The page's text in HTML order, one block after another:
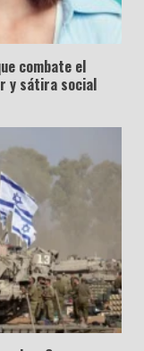
combate el
y sátira social